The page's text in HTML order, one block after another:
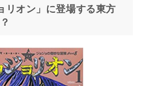
リオン」に登場する東方